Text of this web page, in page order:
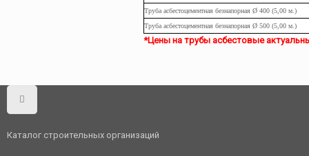
Труба асбестоцементная безнапорная Ø 400 (5,00 м. )
Труба асбестоцементная безнапорная Ø 500 (5,00 м. )
*Цены на трубы асбестовые
Каталог строительных организаций